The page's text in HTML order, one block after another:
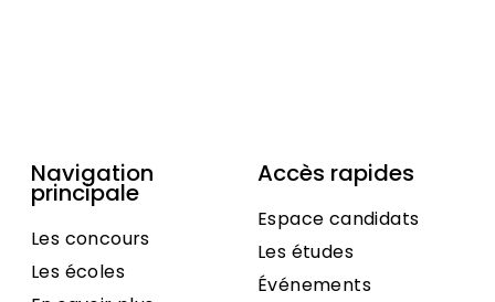
Navigation
principale
Les concours
Les écoles
Accès rapides
Espace candidats
Les études
Événements